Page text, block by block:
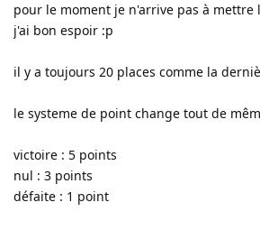
pour le moment je n'arrive pas à mettre
j'ai bon espoir :p
il y a toujours 20 places comme la
le systeme de point change tout de
victoire : 5 points
nul : 3 points
défaite : 1 point